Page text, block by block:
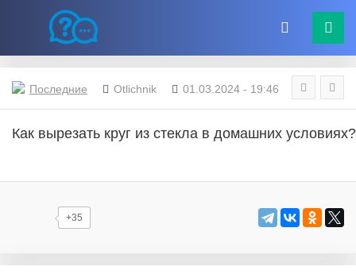
Последние Otlichnik 01.03.2024 - 19:46
Как вырезать круг из стекла в домашних
+35